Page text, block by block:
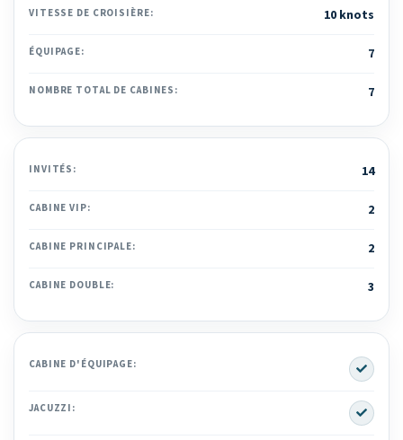
VITESSE DE CROISIÈRE: 10 knots
ÉQUIPAGE: 7
NOMBRE TOTAL DE CABINES: 7
INVITÉS: 14
CABINE VIP: 2
CABINE PRINCIPALE: 2
CABINE DOUBLE: 3
CABINE D'ÉQUIPAGE: Yes
JACUZZI: Yes